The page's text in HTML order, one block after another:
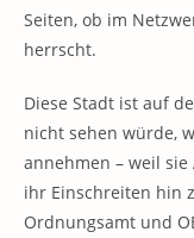
Seiten, ob im
herrscht.
Diese Stadt ist auf
nicht sehen würde,
annehmen – weil
ihr Einschreiten hin
Ordnungsamt und